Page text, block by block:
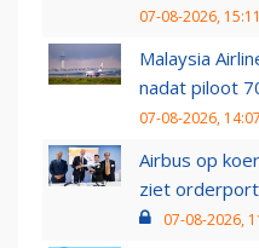
07-08-2026, 15:11
Malaysia
nadat piloot
07-08-2026, 14:07
Airbus op
ziet
07-08-2026,